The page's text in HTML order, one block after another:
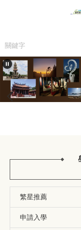
內
容
區
繁星推薦
申請入學